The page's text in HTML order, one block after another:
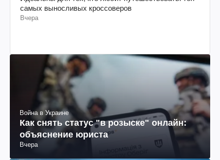
самых выносливых кроссоверов
Вчера
Война в Украине
Как снять статус "в розыске" онлайн:
объяснение юриста
Вчера